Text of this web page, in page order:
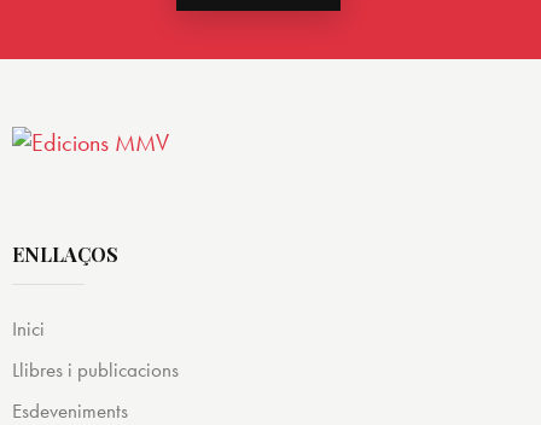
ENLLAÇOS
Inici
Llibres i publicacions
Esdeveniments